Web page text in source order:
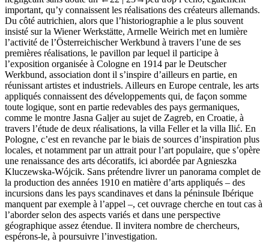
important, qu’y connaissent les réalisations des créateurs allemands.
Du côté autrichien, alors que l’historiographie a le plus souvent
insisté sur la Wiener Werkstätte, Armelle Weirich met en lumière
l’activité de l’Österreichischer Werkbund à travers l’une de ses
premières réalisations, le pavillon par lequel il participe à
l’exposition organisée à Cologne en 1914 par le Deutscher
Werkbund, association dont il s’inspire d’ailleurs en partie, en
réunissant artistes et industriels. Ailleurs en Europe centrale, les arts
appliqués connaissent des développements qui, de façon somme
toute logique, sont en partie redevables des pays germaniques,
comme le montre Jasna Galjer au sujet de Zagreb, en Croatie, à
travers l’étude de deux réalisations, la villa Feller et la villa Ilić. En
Pologne, c’est en revanche par le biais de sources d’inspiration plus
locales, et notamment par un attrait pour l’art populaire, que s’opère
une renaissance des arts décoratifs, ici abordée par Agnieszka
Kluczewska-Wójcik. Sans prétendre livrer un panorama complet de
la production des années 1910 en matière d’arts appliqués – des
incursions dans les pays scandinaves et dans la péninsule Ibérique
manquent par exemple à l’appel –, cet ouvrage cherche en tout cas à
l’aborder selon des aspects variés et dans une perspective
géographique assez étendue. Il invitera nombre de chercheurs,
espérons-le, à poursuivre l’investigation.